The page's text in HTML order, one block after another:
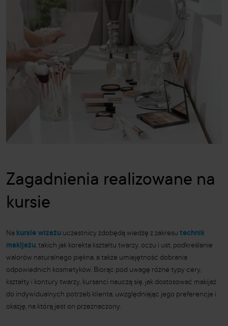
Zagadnienia realizowane na
kursie
Na kursie wizażu uczestnicy zdobędą wiedzę z zakresu technik
makijażu, takich jak korekta kształtu twarzy, oczu i ust, podkreślanie
walorów naturalnego piękna, a także umiejętność dobrania
odpowiednich kosmetyków. Biorąc pod uwagę różne typy cery,
kształty i kontury twarzy, kursanci nauczą się, jak dostosować makijaż
do indywidualnych potrzeb klienta, uwzględniając jego preferencje i
okazję, na którą jest on przeznaczony.